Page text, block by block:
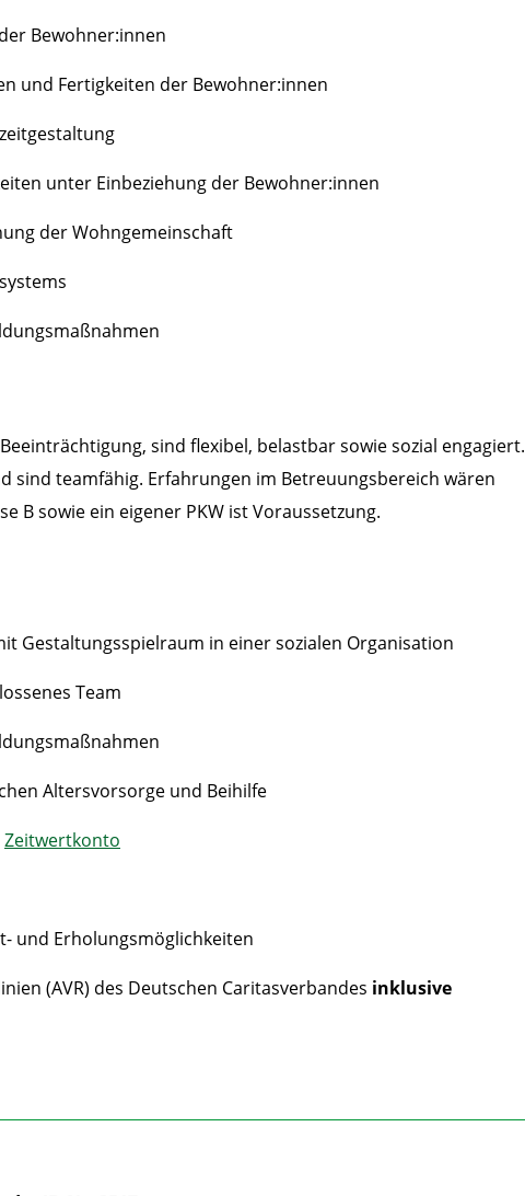
Bewohner:innen
und Fertigkeiten der Bewohner:innen
unter Einbeziehung der Bewohner:innen
der Wohngemeinschaft
sind flexibel, belastbar sowie sozial engagiert.
sind teamfähig. Erfahrungen im Betreuungsbereich wären
B sowie ein eigener PKW ist Voraussetzung.
Gestaltungsspielraum in einer sozialen Organisation
Team
Altersvorsorge und Beihilfe
Zeitwertkonto
und Erholungsmöglichkeiten
(AVR) des Deutschen Caritasverbandes inklusive